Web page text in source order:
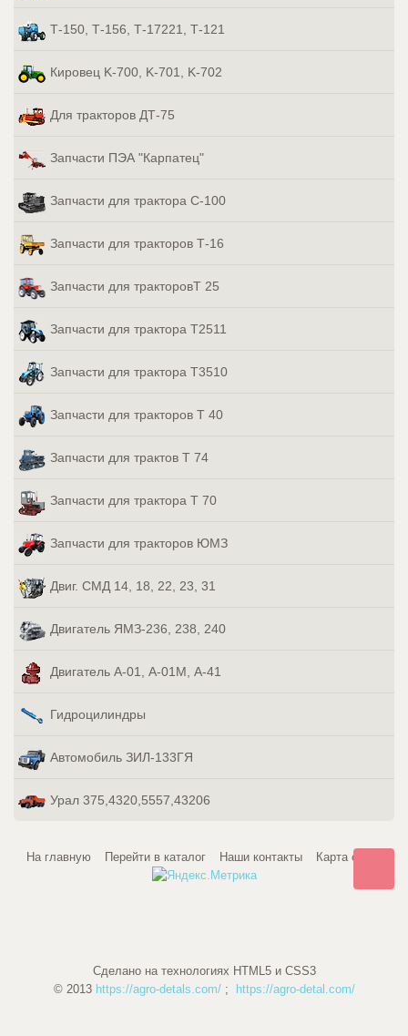
Т-150, Т-156, Т-17221, Т-121
Кировец K-700, K-701, K-702
Для тракторов ДТ-75
Запчасти ПЭА "Карпатец"
Запчасти для трактора С-100
Запчасти для тракторов Т-16
Запчасти для тракторовТ 25
Запчасти для трактора Т2511
Запчасти для трактора Т3510
Запчасти для тракторов Т 40
Запчасти для трактов Т 74
Запчасти для трактора Т 70
Запчасти для тракторов ЮМЗ
Двиг. СМД 14, 18, 22, 23, 31
Двигатель ЯМЗ-236, 238, 240
Двигатель А-01, А-01М, А-41
Гидроцилиндры
Автомобиль ЗИЛ-133ГЯ
Урал 375,4320,5557,43206
На главную Перейти в каталог Наши контакты Карта сайта
Сделано на технологиях HTML5 и CSS3
© 2013 https://agro-detals.com/; https://agro-detal.com/